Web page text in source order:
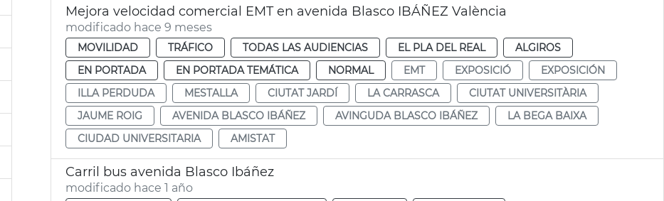
Mejora velocidad comercial EMT en avenida Blasco IBÁÑEZ València
modificado hace 9 meses
MOVILIDAD TRÁFICO TODAS LAS AUDIENCIAS EL PLA DEL REAL
ALGIROS
EN PORTADA
EN PORTADA TEMÁTICA NORMAL EMT EXPOSICIÓ
EXPOSICIÓN
ILLA PERDUDA
MESTALLA CIUTAT JARDÍ LA CARRASCA
CIUTAT UNIVERSITÀRIA
JAUME ROIG
AVENIDA BLASCO IBÁÑEZ AVINGUDA BLASCO IBÁÑEZ
LA BEGA BAIXA
CIUDAD UNIVERSITARIA
AMISTAT
Carril bus avenida Blasco Ibáñez
modificado hace 1 año